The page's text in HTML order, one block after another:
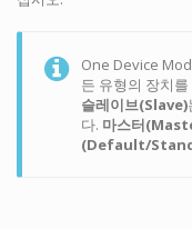
One Device
든 유형의 장치
슬레이브(Slave)
다. 마스터
(Default/